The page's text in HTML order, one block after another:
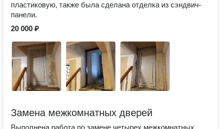
пластиковую, также была сделана отделка из сэндвич-
панели.
20 000 ₽
Замена межкомнатных дверей
Выполнена работа по замене четырех межкомнатных